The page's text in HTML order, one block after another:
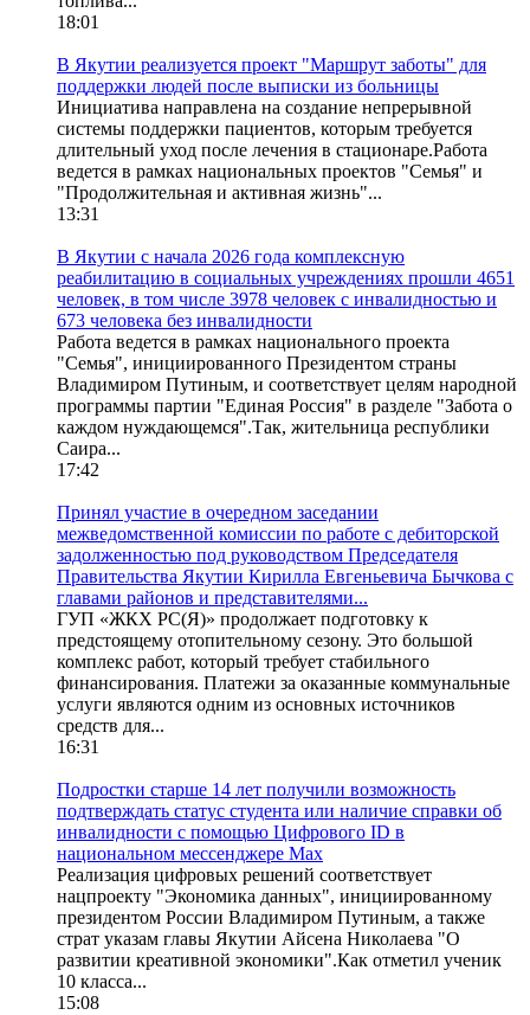
18:01
В Якутии реализуется проект "Маршрут заботы" для
поддержки людей после выписки из больницы
Инициатива направлена на создание непрерывной
системы поддержки пациентов, которым требуется
длительный уход после лечения в стационаре.Работа
ведется в рамках национальных проектов "Семья" и
"Продолжительная и активная жизнь"...
13:31
В Якутии с начала 2026 года комплексную
реабилитацию в социальных учреждениях прошли 4651
человек, в том числе 3978 человек с инвалидностью и
673 человека без инвалидности
Работа ведется в рамках национального проекта
"Семья", инициированного Президентом страны
Владимиром Путиным, и соответствует целям народной
программы партии "Единая Россия" в разделе "Забота о
каждом нуждающемся".Так, жительница республики
Саира...
17:42
Принял участие в очередном заседании
межведомственной комиссии по работе с дебиторской
задолженностью под руководством Председателя
Правительства Якутии Кирилла Евгеньевича Бычкова с
главами районов и представителями...
ГУП «ЖКХ РС(Я)» продолжает подготовку к
предстоящему отопительному сезону. Это большой
комплекс работ, который требует стабильного
финансирования. Платежи за оказанные коммунальные
услуги являются одним из основных источников
средств для...
16:31
Подростки старше 14 лет получили возможность
подтверждать статус студента или наличие справки об
инвалидности с помощью Цифрового ID в
национальном мессенджере Мах
Реализация цифровых решений соответствует
нацпроекту "Экономика данных", инициированному
президентом России Владимиром Путиным, а также
страт указам главы Якутии Айсена Николаева "О
развитии креативной экономики".Как отметил ученик
10 класса...
15:08